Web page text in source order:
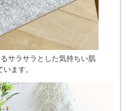
サラサラとした気持ちい肌
ます。